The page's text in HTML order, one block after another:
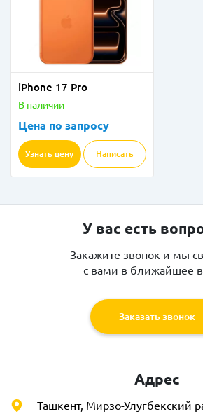
iPhone 17 Pro
В наличии
Цена по запросу
Узнать цену Написать
У вас есть
Закажите звонок и мы
с вами в ближайшее
Заказать звонок
Адрес
Ташкент, Мирзо-Улугбекский